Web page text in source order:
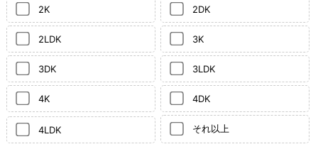
2K 2DK
2LDK 3K
3DK 3LDK
4K 4DK
4LDK それ以上